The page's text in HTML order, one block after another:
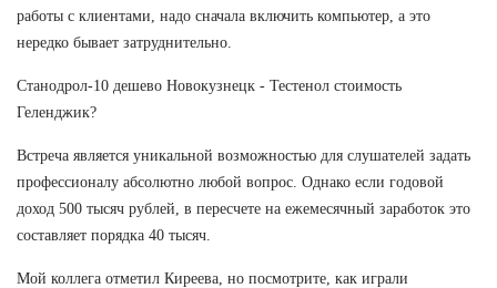
работы с клиентами, надо сначала включить компьютер, а это
нередко бывает затруднительно.
Станодрол-10 дешево Новокузнецк - Тестенол стоимость
Геленджик?
Встреча является уникальной возможностью для слушателей задать
профессионалу абсолютно любой вопрос. Однако если годовой
доход 500 тысяч рублей, в пересчете на ежемесячный заработок это
составляет порядка 40 тысяч.
Мой коллега отметил Киреева, но посмотрите, как играли